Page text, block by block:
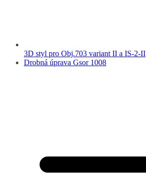
3D styl pro Obj.703 variant II a IS-2-II
Drobná úprava Gsor 1008